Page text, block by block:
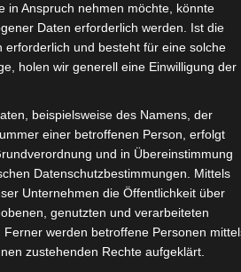
bessere
auf hohem Niveau
der ich
nur in einem starken
habe und insofern
mit vollem
Sicherheit unserer
Über
Welt
in Anspruch nehmen möchte, könnte
Daten erforderlich werden. Ist die
und besteht für eine solche
holen wir generell eine Einwilligung der
beispielsweise des Namens, der
einer betroffenen Person, erfolgt
und in Übereinstimmung
Datenschutzbestimmungen. Mittels
Unternehmen die Öffentlichkeit über
genutzten und verarbeiteten
werden betroffene Personen
zustehenden Rechte aufgeklärt.